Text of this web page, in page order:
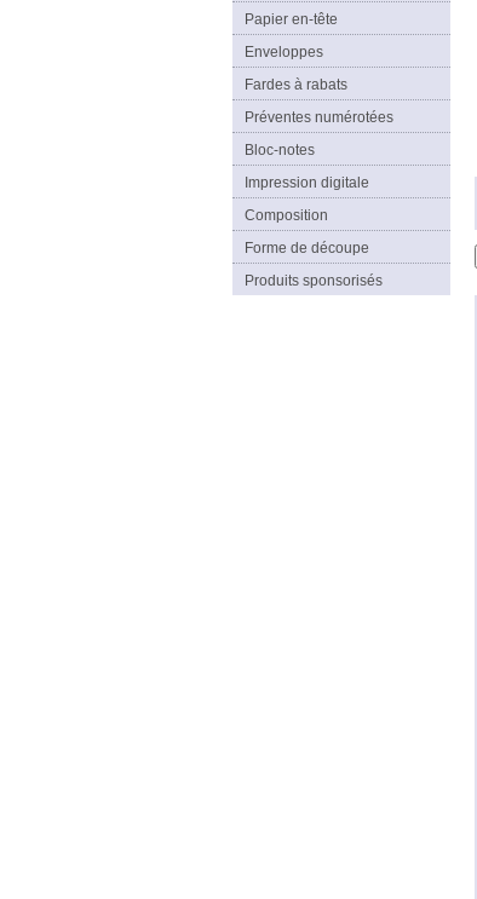
Papier en-tête
Enveloppes
Fardes à rabats
Préventes numérotées
Bloc-notes
Impression digitale
Composition
Forme de découpe
Produits sponsorisés